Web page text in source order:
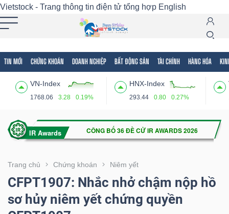
Vietstock - Trang thông tin điện tử tổng hợp English
TIN MỚI CHỨNG KHOÁN DOANH NGHIỆP BẤT ĐỘNG SẢN TÀI CHÍNH HÀNG HÓA
VN-Index
1768.06 3.28 0.19%
HNX-Index
293.44 0.80 0.27%
Trang chủ Chứng khoán Niêm yết
CFPT1907: Nhắc nhở chậm nộp hồ
sơ hủy niêm yết chứng quyền
Tất cả Tính năng Ngành Mã chứng khoán
Tính
(-)
VIETSTOCK
CHỨNG